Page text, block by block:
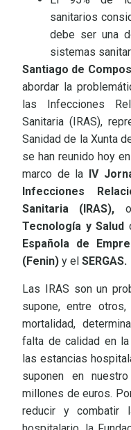
sanitarios
debe ser una
sistemas
Santiago de
abordar la
las Infecciones
Sanitaria (IRAS),
Sanidad de la Xunta
se han reunido hoy
marco de la
IV
Infecciones
Sanitaria (IRAS),
Tecnología y Salud
Española de
(Fenin) y el SERGAS.
Las IRAS son un
supone, entre
mortalidad,
falta de calidad en
las estancias
suponen en
millones de euros.
reducir y combatir